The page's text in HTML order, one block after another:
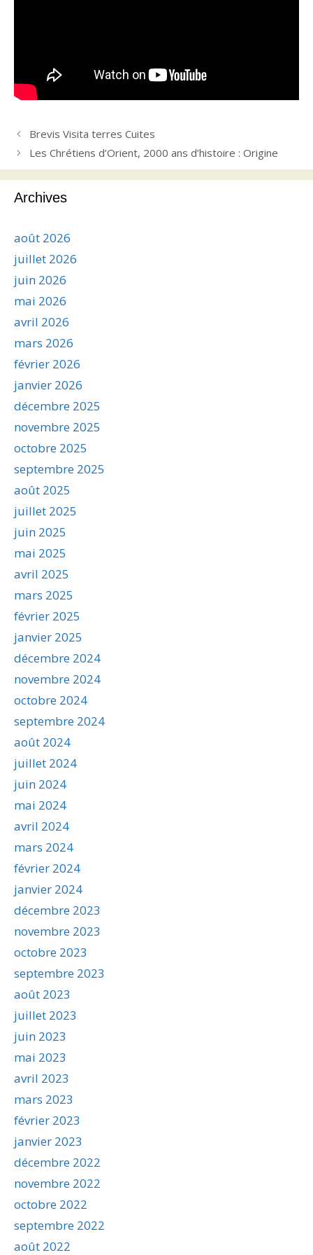
Brevis Visita terres Cuites
Les Chrétiens d’Orient, 2000 ans d’histoire : Origine
Archives
août 2026
juillet 2026
juin 2026
mai 2026
avril 2026
mars 2026
février 2026
janvier 2026
décembre 2025
novembre 2025
octobre 2025
septembre 2025
août 2025
juillet 2025
juin 2025
mai 2025
avril 2025
mars 2025
février 2025
janvier 2025
décembre 2024
novembre 2024
octobre 2024
septembre 2024
août 2024
juillet 2024
juin 2024
mai 2024
avril 2024
mars 2024
février 2024
janvier 2024
décembre 2023
novembre 2023
octobre 2023
septembre 2023
août 2023
juillet 2023
juin 2023
mai 2023
avril 2023
mars 2023
février 2023
janvier 2023
décembre 2022
novembre 2022
octobre 2022
septembre 2022
août 2022